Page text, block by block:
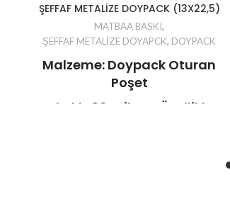
ŞEFFAF METALİZE DOYPACK (13X22,5)
MATBAA BASKI,
ŞEFFAF METALİZE DOYAPCK, DOYPACK
Malzeme: Doypack Oturan
Poşet
Kalınlık: 90 mikron Özellikler: